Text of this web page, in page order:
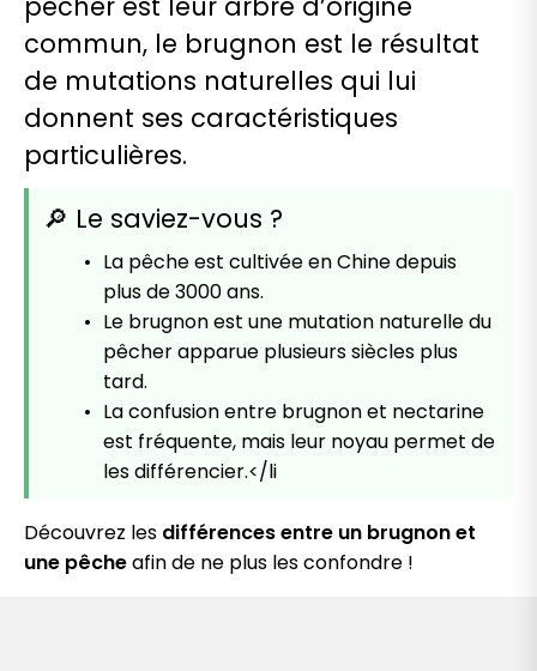
commun, le brugnon est le résultat
de mutations naturelles qui lui
donnent ses caractéristiques
particulières.
🔎 Le saviez-vous ?
La pêche est cultivée en Chine depuis
plus de 3000 ans.
Le brugnon est une mutation naturelle du
pêcher apparue plusieurs siècles plus
tard.
La confusion entre brugnon et nectarine
est fréquente, mais leur noyau permet de
les différencier.</li
Découvrez les différences entre un brugnon et
une pêcheafin de ne plus les confondre !